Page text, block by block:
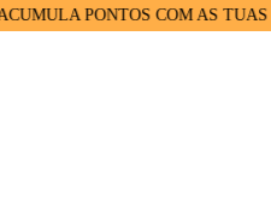
PONTOS COM AS TUAS